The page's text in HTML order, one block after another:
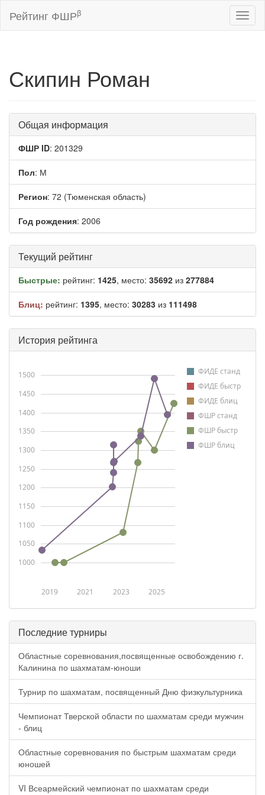
Рейтинг ФШРβ
Скипин Роман
Общая информация
ФШР ID: 201329
Пол: М
Регион: 72 (Тюменская область)
Год рождения: 2006
Текущий рейтинг
Быстрые: рейтинг: 1425, место: 35692 из 277884
Блиц: рейтинг: 1395, место: 30283 из 111498
История рейтинга
ФИДЕ станд
ФИДЕ быстр
ФИДЕ блиц
ФШР станд
ФШР быстр
ФШР блиц
2019 2021 2023 2025
1000
1050
1100
1150
1200
1250
1300
1350
1400
1450
1500
Последние турниры
Областные соревнования,посвященные освобождению г.
Калинина по шахматам-юноши
Турнир по шахматам, посвященный Дню физкультурника
Чемпионат Тверской области по шахматам среди мужчин
- блиц
Областные соревнования по быстрым шахматам среди
юношей
VI Всеармейский чемпионат по шахматам среди